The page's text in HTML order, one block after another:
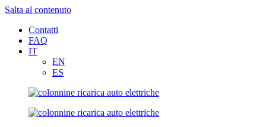
Salta al contenuto
Contatti
FAQ
IT
EN
ES